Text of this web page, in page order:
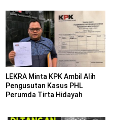
LEKRA Minta KPK Ambil Alih
Pengusutan Kasus PHL
Perumda Tirta Hidayah